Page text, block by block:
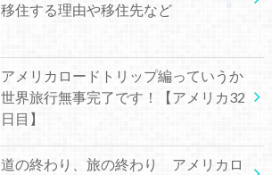
移住する理由や移住先など
アメリカロードトリップ編っていうか
世界旅行無事完了です！【アメリカ32
日目】
道の終わり、旅の終わり アメリカロ